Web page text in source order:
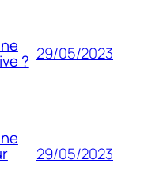
? 29/05/2023
29/05/2023